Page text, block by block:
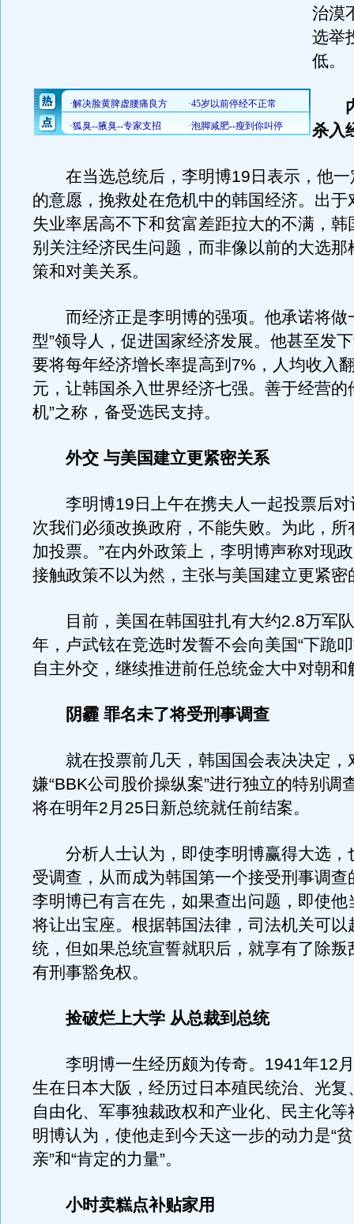
治漠
选举
低。
杀入
在当选总统后，李明博19日表示，他一
的意愿，挽救处在危机中的韩国经济。出于
失业率居高不下和贫富差距拉大的不满，韩
别关注经济民生问题，而非像以前的大选那
策和对美关系。
而经济正是李明博的强项。他承诺将做
型”领导人，促进国家经济发展。他甚至发
要将每年经济增长率提高到7%，人均收入
元，让韩国杀入世界经济七强。善于经营的
机”之称，备受选民支持。
外交 与美国建立更紧密关系
李明博19日上午在携夫人一起投票后对
次我们必须改换政府，不能失败。为此，所
加投票。”在内外政策上，李明博声称对现
接触政策不以为然，主张与美国建立更紧密
目前，美国在韩国驻扎有大约2.8万军
年，卢武铉在竞选时发誓不会向美国“下跪
自主外交，继续推进前任总统金大中对朝和
阴霾 罪名未了将受刑事调查
就在投票前几天，韩国国会表决决定，
嫌“BBK公司股价操纵案”进行独立的特别调
将在明年2月25日新总统就任前结案。
分析人士认为，即使李明博赢得大选，
受调查，从而成为韩国第一个接受刑事调查
李明博已有言在先，如果查出问题，即使他
将让出宝座。根据韩国法律，司法机关可以
统，但如果总统宣誓就职后，就享有了除叛
有刑事豁免权。
捡破烂上大学 从总裁到总统
李明博一生经历颇为传奇。1941年12
生在日本大阪，经历过日本殖民统治、光复
自由化、军事独裁政权和产业化、民主化等
明博认为，使他走到今天这一步的动力是“贫
亲”和“肯定的力量”。
小时卖糕点补贴家用